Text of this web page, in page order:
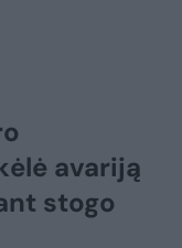
avariją
stogo